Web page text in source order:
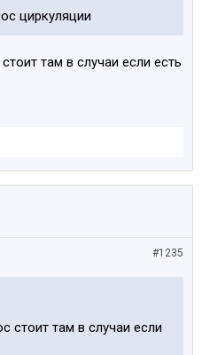
циркуляции
там в случаи если есть
#1235
стоит там в случаи если